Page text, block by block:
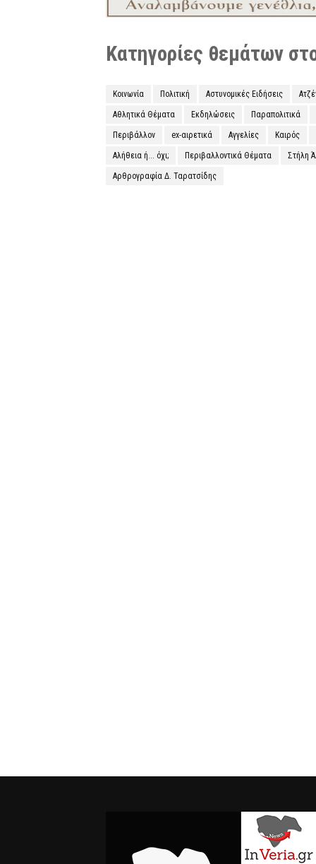
Κατηγορίες θεμάτων
Κοινωνία Πολιτική Αστυνομικές Ειδήσεις
Αθλητικά Θέματα Εκδηλώσεις Παραπολιτικά
Περιβάλλον ex-αιρετικά Αγγελίες Καιρός
Αλήθεια ή... όχι; Περιβαλλοντικά Θέματα Στήλη
Αρθρογραφία Δ. Ταρατσίδης